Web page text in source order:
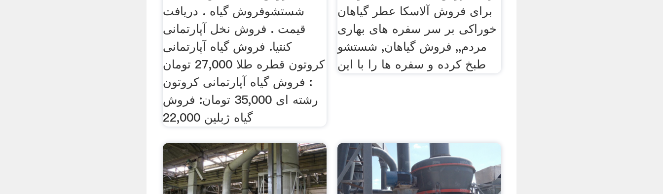
شستشوفروش گیاه . دریافت
قیمت . فروش نخل آپارتمانی
کنتیا. فروش گیاه آپارتمانی
کروتون قطره طلا 27,000 تومان
: فروش گیاه آپارتمانی کروتون
رشته ای 35,000 تومان: فروش
گیاه ژبلین 22,000
برای فروش آلاسکا عطر گیاهان
خوراکی بر سر سفره های بهاری
مردم,, فروش گیاهان, شستشو
طبخ کرده و سفره ها را با این